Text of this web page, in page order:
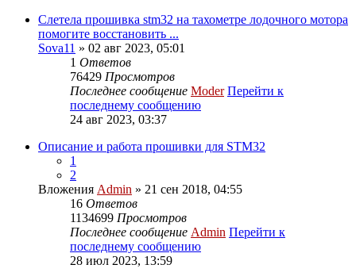
Слетела прошивка stm32 на тахометре лодочного мотора
помогите восстановить ...
Sova11 » 02 авг 2023, 05:01
1 Ответов
76429 Просмотров
Последнее сообщение Moder Перейти к
последнему сообщению
24 авг 2023, 03:37
Описание и работа прошивки для STM32
1
2
Вложения Admin » 21 сен 2018, 04:55
16 Ответов
1134699 Просмотров
Последнее сообщение Admin Перейти к
последнему сообщению
28 июл 2023, 13:59